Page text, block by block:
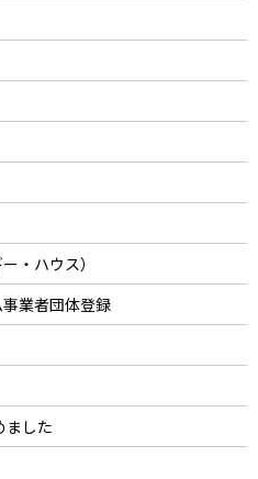
・ハウス）
事業者団体登録
した